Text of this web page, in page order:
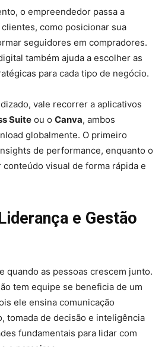
o empreendedor passa a
como posicionar sua
seguidores em compradores.
também ajuda a escolher as
para cada tipo de negócio.
vale recorrer a aplicativos
Suite ou o Canva, ambos
globalmente. O primeiro
de performance, enquanto o
conteúdo visual de forma rápida e
e Gestão
quando as pessoas crescem junto.
tem equipe se beneficia de um
ele ensina comunicação
tomada de decisão e inteligência
fundamentais para lidar com